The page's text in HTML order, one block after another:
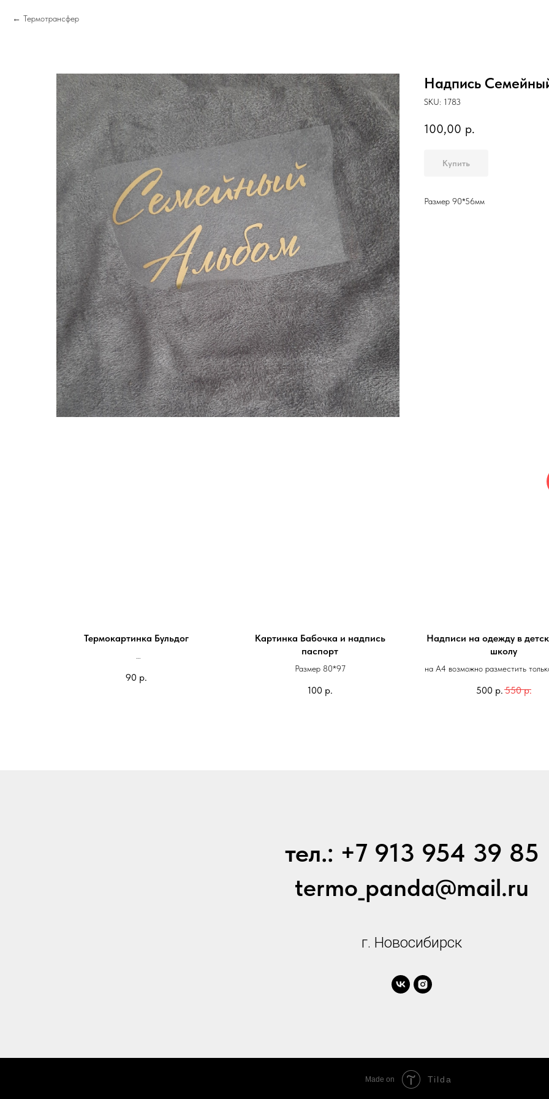
Термотрансфер
Надпись
SKU: 1783
100,00 р.
Купить
Размер 90*56мм
Термокартинка Бульдог
На паспорт 75*70 мм - 70 руб
90 р.
Картинка Бабочка и надпись
паспорт
Размер 80*97
100 р.
Надписи на одежду в
школу
на А4 возможно разместить
имя и картинку. Всё, что вы
500 р.550 р.
тел.: +7 913 954 39 85
termo_panda@mail.ru
г. Новосибирск
Made on Tilda